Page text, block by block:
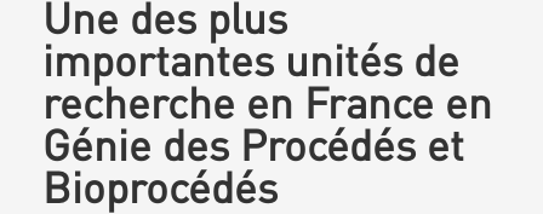
Une des plus
importantes unités de
recherche en France en
Génie des Procédés et
Bioprocédés